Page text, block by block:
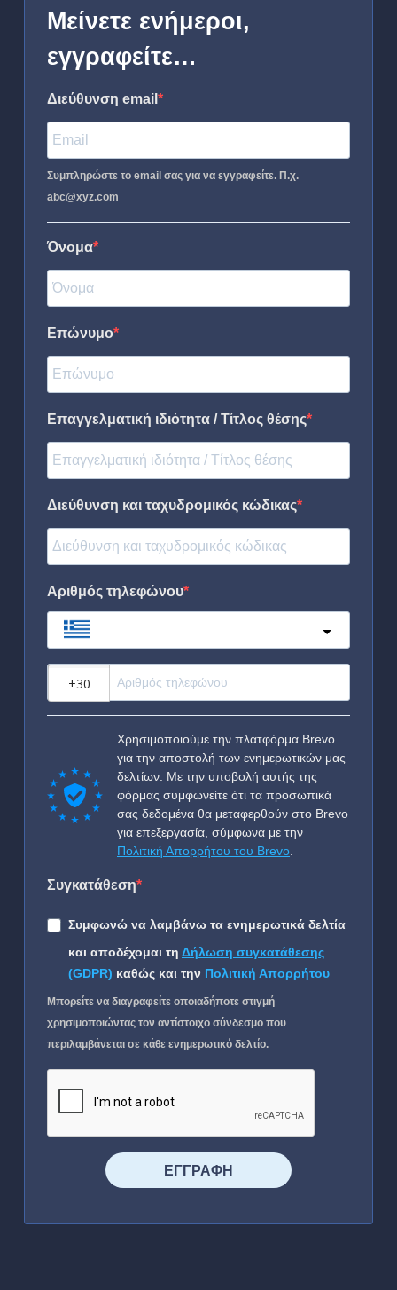
Μείνετε ενήμεροι,
εγγραφείτε…
Διεύθυνση email
Συμπληρώστε το email σας για να εγγραφείτε. Π.χ.
abc@xyz.com
Όνομα
Επώνυμο
Επαγγελματική ιδιότητα / Τίτλος θέσης
Διεύθυνση και ταχυδρομικός κώδικας
Αριθμός τηλεφώνου
Χρησιμοποιούμε την πλατφόρμα Brevo
για την αποστολή των ενημερωτικών μας
δελτίων. Με την υποβολή αυτής της
φόρμας συμφωνείτε ότι τα προσωπικά
σας δεδομένα θα μεταφερθούν στο Brevo
για επεξεργασία, σύμφωνα με την
Πολιτική Απορρήτου του Brevo
Συγκατάθεση
Συμφωνώ να λαμβάνω τα ενημερωτικά δελτία
και αποδέχομαι τη Δήλωση συγκατάθεσης
(GDPR) καθώς και την Πολιτική Απορρήτου
Μπορείτε να διαγραφείτε οποιαδήποτε στιγμή
χρησιμοποιώντας τον αντίστοιχο σύνδεσμο που
περιλαμβάνεται σε κάθε ενημερωτικό δελτίο.
⠀⠀⠀⠀ΕΓΓΡΑΦΗ⠀⠀⠀⠀